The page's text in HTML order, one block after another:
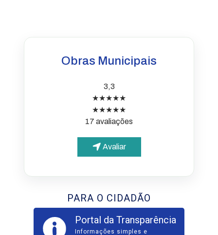
Obras Municipais
3,3
★★★★★
★★★★★
17 avaliações
Avaliar
PARA O CIDADÃO
Portal da Transparência
Informações simples e